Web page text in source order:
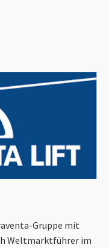
Gruppe mit
Weltmarktführer im